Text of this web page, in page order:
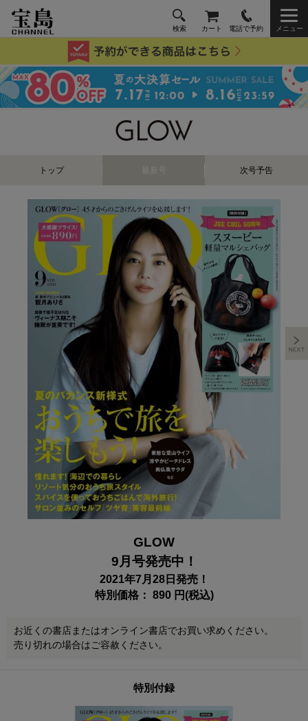
検索 カート 電話で予約 メニュー
トップ 最新号 次号予告
GLOW
9月号発売中！
2021年7月28日発売！
特別価格： 890 円(税込)
お近くの書店またはオンライン書店でお買い求めください。
売り切れの場合はご容赦ください。
特別付録